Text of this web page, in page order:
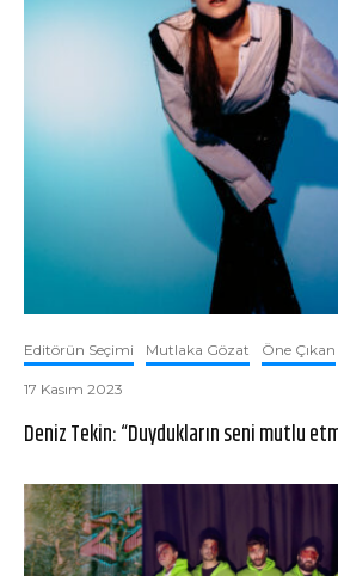
Editörün Seçimi Mutlaka Gözat Öne Çıkan
17 Kasım 2023
Deniz Tekin: “Duydukların seni mutlu